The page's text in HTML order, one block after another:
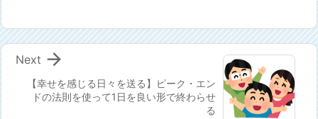
【幸せを感じる日々を送る】ピーク・エン
ドの法則を使って1日を良い形で終わらせ
る

Next